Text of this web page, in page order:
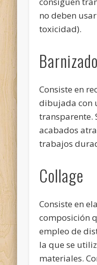
no deben
toxicidad).
Barnizado
Consiste en
dibujada con
transparente.
acabados
trabajos
Collage
Consiste en
composición
empleo de
la que se
materiales.